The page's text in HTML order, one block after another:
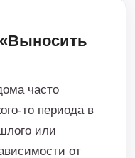
часто
то периода в
или
от